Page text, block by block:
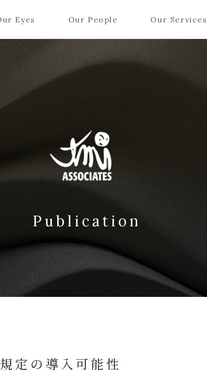
Eyes Our People Our Services
Publication
定の導入可能性